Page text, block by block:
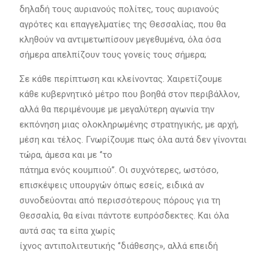
δηλαδή τους αυριανούς πολίτες, τους αυριανούς
αγρότες και επαγγελματίες της Θεσσαλίας, που θα
κληθούν να αντιμετωπίσουν μεγεθυμένα, όλα όσα
σήμερα απελπίζουν τους γονείς τους σήμερα;
Σε κάθε περίπτωση και κλείνοντας. Χαιρετίζουμε
κάθε κυβερνητικό μέτρο που βοηθά στον περιβάλλον,
αλλά θα περιμένουμε με μεγαλύτερη αγωνία την
εκπόνηση μιας ολοκληρωμένης στρατηγικής, με αρχή,
μέση και τέλος. Γνωρίζουμε πως όλα αυτά δεν γίνονται
τώρα, άμεσα και με ‘’το
πάτημα ενός κουμπιού’’. Οι συχνότερες, ωστόσο,
επισκέψεις υπουργών όπως εσείς, ειδικά αν
συνοδεύονται από περισσότερους πόρους για τη
Θεσσαλία, θα είναι πάντοτε ευπρόσδεκτες. Και όλα
αυτά σας τα είπα χωρίς
ίχνος αντιπολιτευτικής ‘’διάθεσης», αλλά επειδή